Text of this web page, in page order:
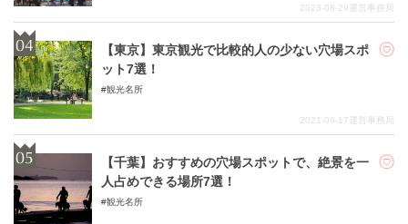
2023-08-29運営事務局
【東京】東京観光で比較的人の少ない穴場スポ
ット7選！
観光名所
2021-09-17運営事務局
【千葉】おすすめの穴場スポットで、絶景を一
人占めできる場所7選！
観光名所